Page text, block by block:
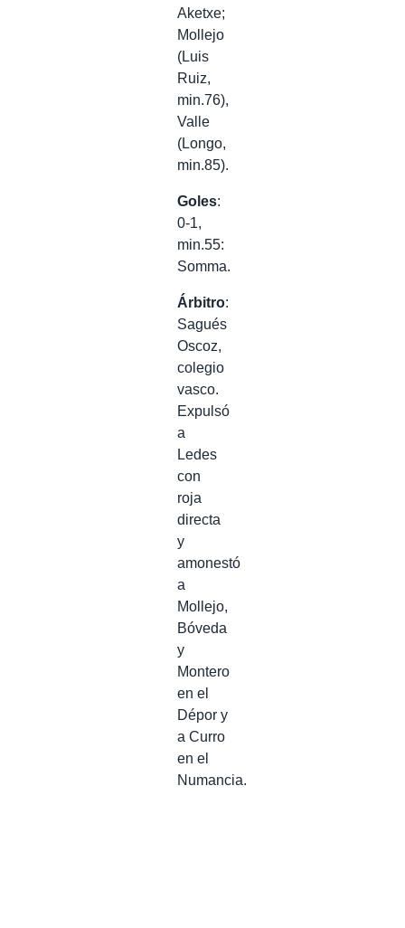
Aketxe;
Mollejo
(Luis
Ruiz,
min.76),
Valle
(Longo,
min.85).
Goles:
0-1,
min.55:
Somma.
Árbitro:
Sagués
Oscoz,
colegio
vasco.
Expulsó
a
Ledes
con
roja
directa
y
amonestó
a
Mollejo,
Bóveda
y
Montero
en el
Dépor y
a Curro
en el
Numancia.